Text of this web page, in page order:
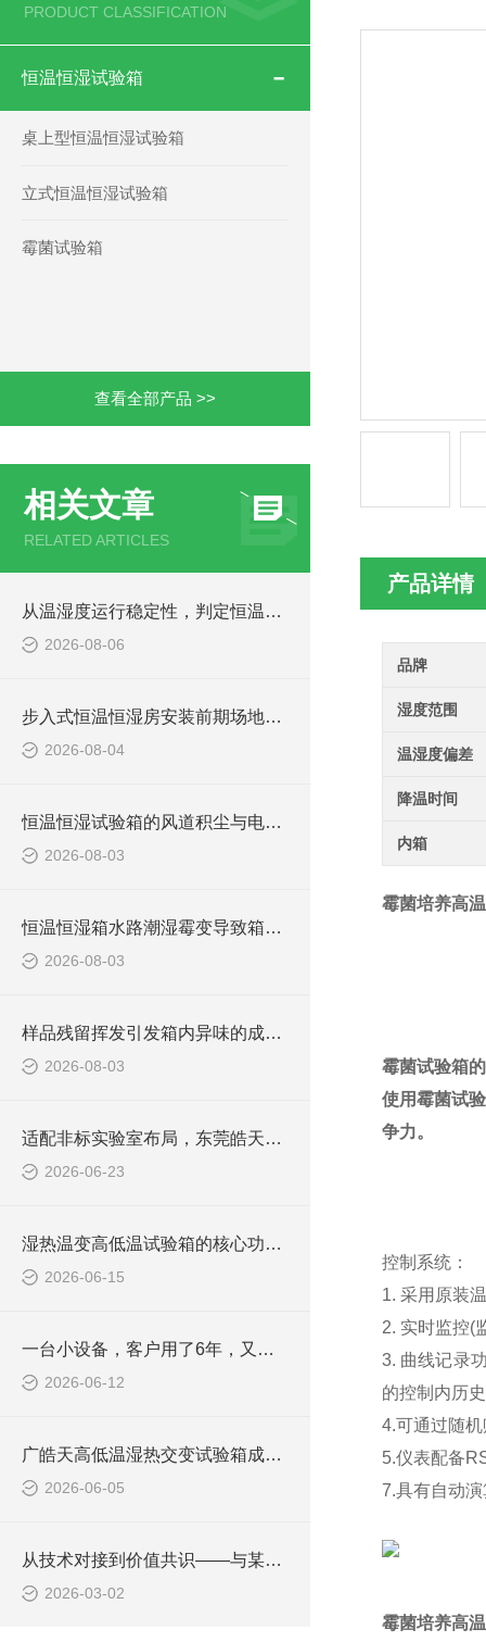
PRODUCT CLASSIFICATION
恒温恒湿试验箱
桌上型恒温恒湿试验箱
立式恒温恒湿试验箱
霉菌试验箱
查看全部产品 >>
相关文章
RELATED ARTICLES
从温湿度运行稳定性，判定恒温恒湿老化箱设备工况是否达标
2026-08-06
步入式恒温恒湿房安装前期场地规划与基础环境把控
2026-08-04
恒温恒湿试验箱的风道积尘与电气发热引发焦糊异味的解决与预防方法
2026-08-03
恒温恒湿箱水路潮湿霉变导致箱内异味的排查与养护技巧
2026-08-03
样品残留挥发引发箱内异味的成因与清除方案
2026-08-03
适配非标实验室布局，东莞皓天定制款恒温恒湿试验箱顺利签约交付
2026-06-23
湿热温变高低温试验箱的核心功能围绕了两个维度展开
2026-06-15
一台小设备，客户用了6年，又回来买了一批！
2026-06-12
广皓天高低温湿热交变试验箱成功签约，助力LED灯具高低温可靠性测试升级
2026-06-05
从技术对接到价值共识——与某电子企业快速温变试验箱合作侧记
2026-03-02
产品详情
品牌
湿度范围
温湿度偏差
降温时间
内箱
霉菌培养高
霉菌试验箱
使用霉菌试
争力。
控制系统：
1. 采用原装
2. 实时监控(
3. 曲线记录
的控制内历
4.可通过随
5.仪表配备
7.具有自动
霉菌培养高